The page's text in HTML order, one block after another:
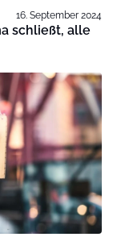
16. September 2024
schließt, alle